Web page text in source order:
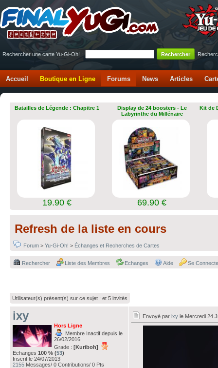
Rechercher une carte Yu-Gi-Oh! :
Accueil Boutique en Ligne Forums News Articles
Batailles de Légende : Chapitre 1
19.90 €
Display de 24 boosters - Le
Labyrinthe du Millénaire
69.90 €
Kit de
Refresh de la liste en cours
Forum > Yu-Gi-Oh! > Échanges et Recherches de Cartes
Rechercher Liste des Membres Echanges Aide Se
Utilisateur(s) présent(s) sur ce sujet : et 5 invités
ixy
Hors Ligne
Membre Inactif depuis le
26/02/2016
Grade : [Kuriboh]
Echanges 100 % (53)
Inscrit le 24/07/2013
2155 Messages/ 0 Contributions/ 0 Pts
Envoyé par ixy le Mercredi 24